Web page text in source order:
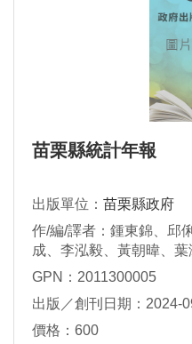
苗栗縣統計年報
出版單位： 苗栗縣政府
作/編/譯者：鍾東錦、邱
成、李泓毅、黃朝暐、
銘秋、羅惠文
GPN：2011300005
出版／創刊日期：2024-
價格：600